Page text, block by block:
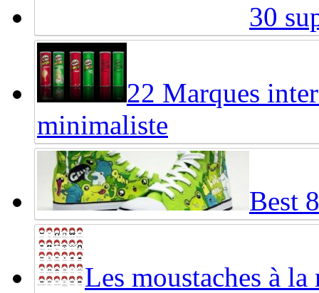
30
22 Marques
minimaliste
Best
Les moustaches à